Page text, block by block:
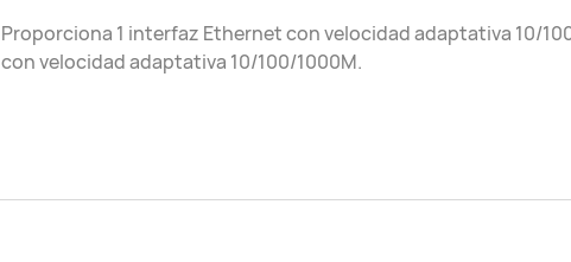
Proporciona 1 interfaz Ethernet con velocidad adaptativa 10/
con velocidad adaptativa 10/100/1000M.